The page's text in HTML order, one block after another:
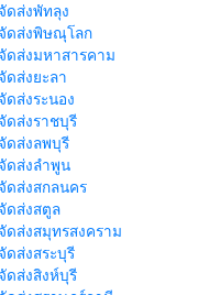
ดส่งพัทลุง
ดส่งพิษณุโลก
ดส่งมหาสารคาม
ดส่งยะลา
ดส่งระนอง
ดส่งราชบุรี
ดส่งลพบุรี
ดส่งลำพูน
ดส่งสกลนคร
ดส่งสตูล
ดส่งสมุทรสงคราม
ดส่งสระบุรี
ดส่งสิงห์บุรี